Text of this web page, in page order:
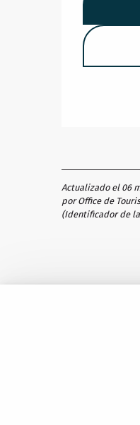
Actualizado el 06
por Office de
(Identificador de